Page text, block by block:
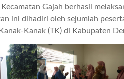
Kecamatan Gajah berhasil
ini dihadiri oleh sejumlah
Kanak (TK) di Kabupaten